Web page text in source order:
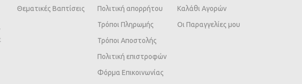
Θεματικές Βαπτίσεις
Πολιτική απορρήτου
Τρόποι Πληρωμής
Τρόποι Αποστολής
Πολιτική επιστροφών
Φόρμα Επικοινωνίας
Καλάθι Αγορών
Οι Παραγγελίες μου